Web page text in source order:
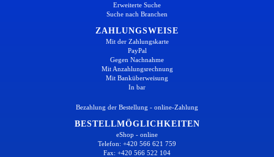
Erweiterte Suche
Suche nach Branchen
ZAHLUNGSWEISE
Mit der Zahlungskarte
PayPal
Gegen Nachnahme
Mit Anzahlungsrechnung
Mit Banküberweisung
In bar
Bezahlung der Bestellung - online-Zahlung
BESTELLMÖGLICHKEITEN
eShop - online
Telefon: +420 566 621 759
Fax: +420 566 522 104